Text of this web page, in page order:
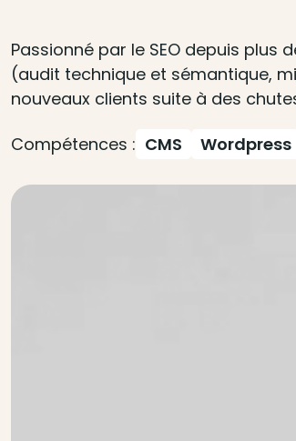
Passionné par le SEO depuis
(audit technique et sémantique,
nouveaux clients suite à des
Compétences : CMS Wordpress